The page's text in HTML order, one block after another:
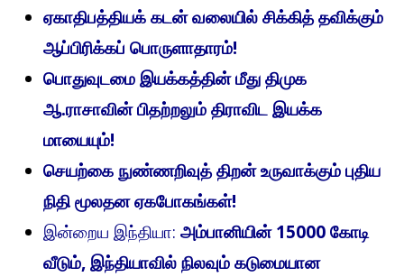
ஏகாதிபத்தியக் கடன் வலையில் சிக்கித் தவிக்கும்
ஆப்பிரிக்கப் பொருளாதாரம்!
பொதுவுடமை இயக்கத்தின் மீது திமுக
ஆ.ராசாவின் பிதற்றலும் திராவிட இயக்க
மாயையும்!
செயற்கை நுண்ணறிவுத் திறன் உருவாக்கும் புதிய
நிதி மூலதன ஏகபோகங்கள்!
இன்றைய இந்தியா: அம்பானியின் 15000 கோடி
வீடும், இந்தியாவில் நிலவும் கடுமையான